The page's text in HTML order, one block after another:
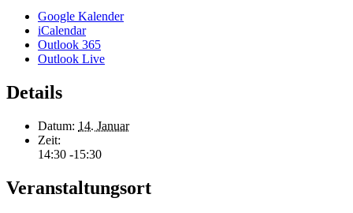
Google Kalender
iCalendar
Outlook 365
Outlook Live
Details
Datum: 14. Januar
Zeit:
14:30 -15:30
Veranstaltungsort